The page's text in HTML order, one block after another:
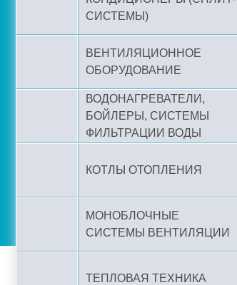
СИСТЕМЫ)
ВЕНТИЛЯЦИОННОЕ
ОБОРУДОВАНИЕ
ВОДОНАГРЕВАТЕЛИ,
БОЙЛЕРЫ, СИСТЕМЫ
ФИЛЬТРАЦИИ ВОДЫ
КОТЛЫ ОТОПЛЕНИЯ
МОНОБЛОЧНЫЕ
СИСТЕМЫ ВЕНТИЛЯЦИИ
ТЕПЛОВАЯ ТЕХНИКА